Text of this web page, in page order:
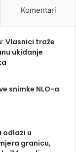
Komentari
Vlasnici traže
ukidanje
snimke NLO-a
odlazi u
granicu,